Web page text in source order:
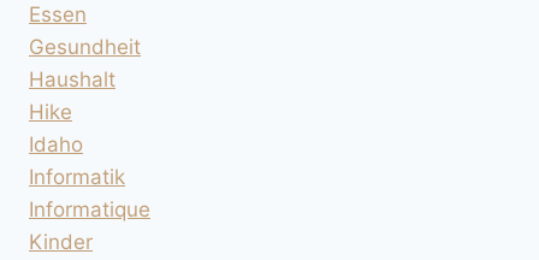
Essen
Gesundheit
Haushalt
Hike
Idaho
Informatik
Informatique
Kinder